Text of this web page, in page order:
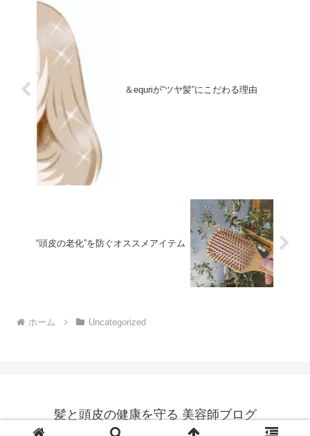
＆equriが“ツヤ髪”にこだわる理由
“頭皮の老化”を防ぐオススメアイテム
ホーム Uncategorized
髪と頭皮の健康を守る 美容師ブログ